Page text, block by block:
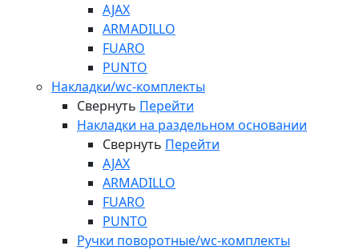
AJAX
ARMADILLO
FUARO
PUNTO
Накладки/wc-комплекты
Свернуть Перейти
Накладки на раздельном основании
Свернуть Перейти
AJAX
ARMADILLO
FUARO
PUNTO
Ручки поворотные/wc-комплекты